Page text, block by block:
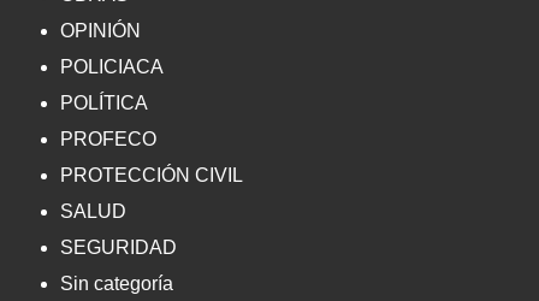
OPINIÓN
POLICIACA
POLÍTICA
PROFECO
PROTECCIÓN CIVIL
SALUD
SEGURIDAD
Sin categoría